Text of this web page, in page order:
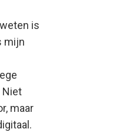
is
mijn
Niet
maar